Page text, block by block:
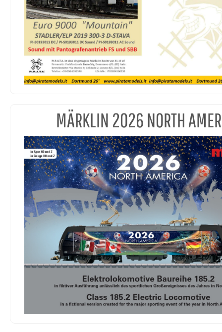
MÄRKLIN 2026 NORTH